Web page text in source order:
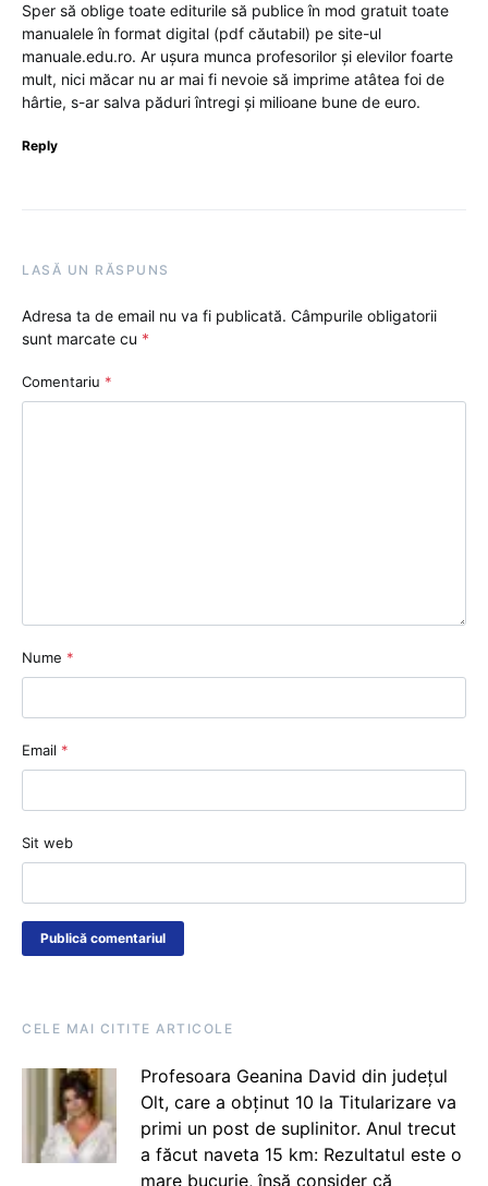
Sper să oblige toate editurile să publice în mod gratuit toate
manualele în format digital (pdf căutabil) pe site-ul
manuale.edu.ro. Ar ușura munca profesorilor și elevilor foarte
mult, nici măcar nu ar mai fi nevoie să imprime atâtea foi de
hârtie, s-ar salva păduri întregi și milioane bune de euro.
Reply
LASĂ UN RĂSPUNS
Adresa ta de email nu va fi publicată. Câmpurile obligatorii
sunt marcate cu *
Comentariu *
Nume *
Email *
Sit web
CELE MAI CITITE ARTICOLE
Profesoara Geanina David din județul
Olt, care a obținut 10 la Titularizare va
primi un post de suplinitor. Anul trecut
a făcut naveta 15 km: Rezultatul este o
mare bucurie, însă consider că